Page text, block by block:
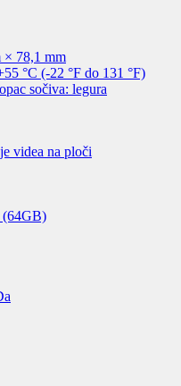
× 78,1 mm
°C (-22 °F do 131 °F)
sočiva: legura
videa na ploči
(64GB)